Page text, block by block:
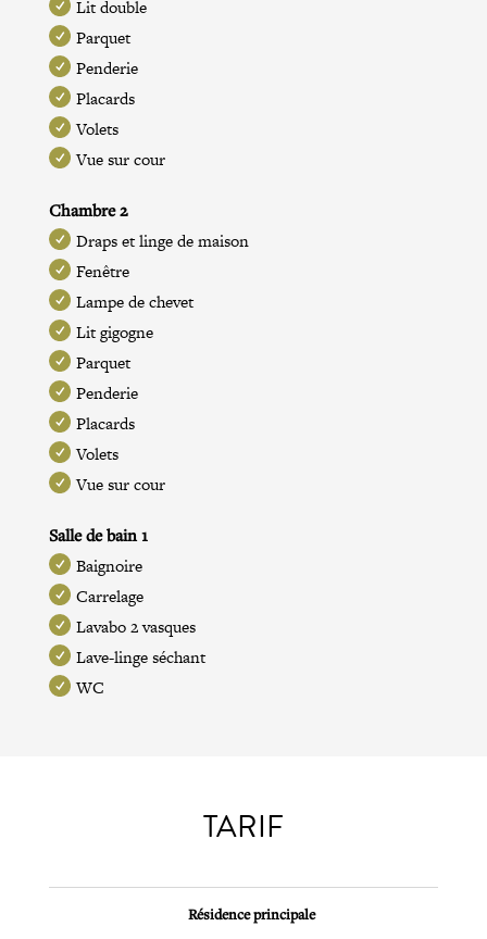
Lit double
Parquet
Penderie
Placards
Volets
Vue sur cour
Chambre 2
Draps et linge de maison
Fenêtre
Lampe de chevet
Lit gigogne
Parquet
Penderie
Placards
Volets
Vue sur cour
Salle de bain 1
Baignoire
Carrelage
Lavabo 2 vasques
Lave-linge séchant
WC
TARIF
Résidence principale